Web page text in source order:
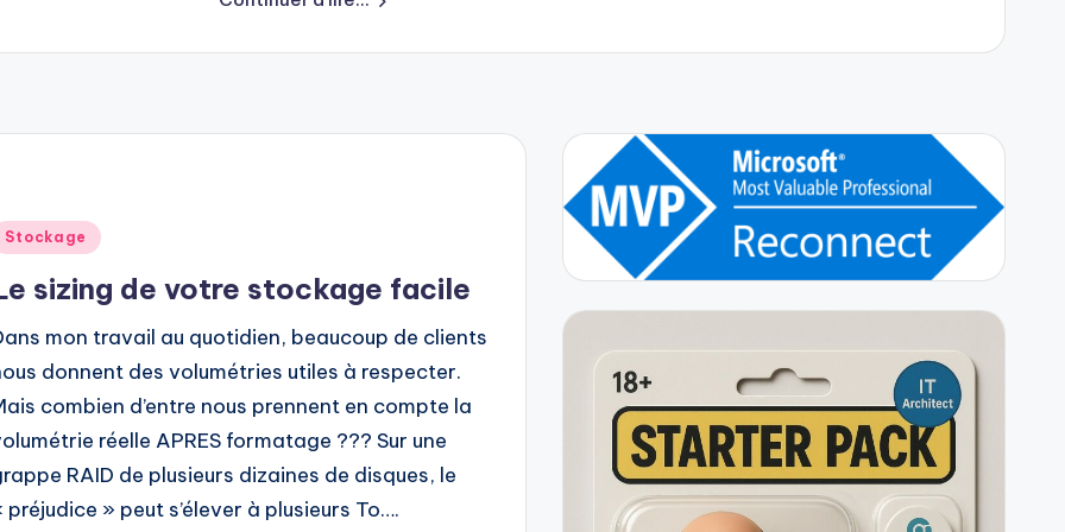
Stockage
sizing de votre stockage facile
mon travail au quotidien, beaucoup de clients
donnent des volumétries utiles à respecter.
combien d’entre nous prennent en compte la
réelle APRES formatage ??? Sur une
RAID de plusieurs dizaines de disques, le
préjudice » peut s’élever à plusieurs To….